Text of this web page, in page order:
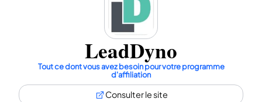
LeadDyno
Tout ce dont vous avez besoin pour votre programme
d'affiliation
Consulter le site